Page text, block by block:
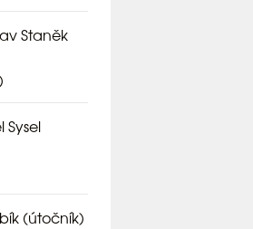
Staněk
Sysel
(útočník)